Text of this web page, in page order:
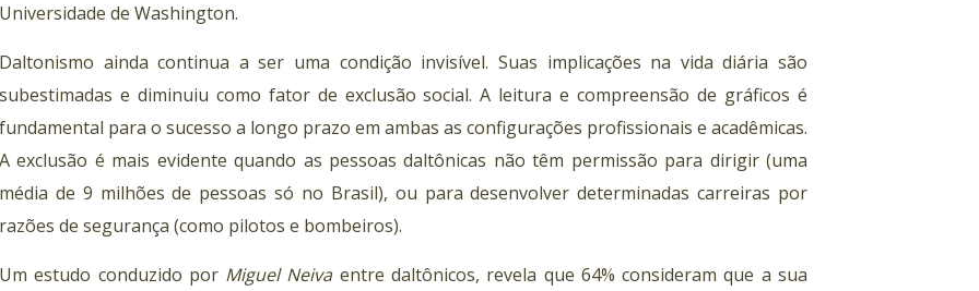
Universidade de Washington.
Daltonismo ainda continua a ser uma condição invisível. Suas implicações na vida diária são
subestimadas e diminuiu como fator de exclusão social. A leitura e compreensão de gráficos é
fundamental para o sucesso a longo prazo em ambas as configurações profissionais e acadêmicas.
A exclusão é mais evidente quando as pessoas daltônicas não têm permissão para dirigir (uma
média de 9 milhões de pessoas só no Brasil), ou para desenvolver determinadas carreiras por
razões de segurança (como pilotos e bombeiros).
Um estudo conduzido por Miguel Neivaentre daltônicos, revela que 64% consideram que a sua